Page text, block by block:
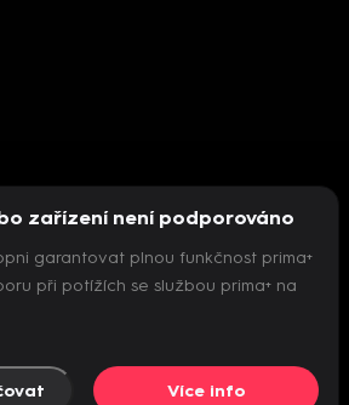
se inicializovat přehrávač
zařízení není podporováno
garantovat plnou funkčnost prima+
při potížích se službou prima+ na
Více info